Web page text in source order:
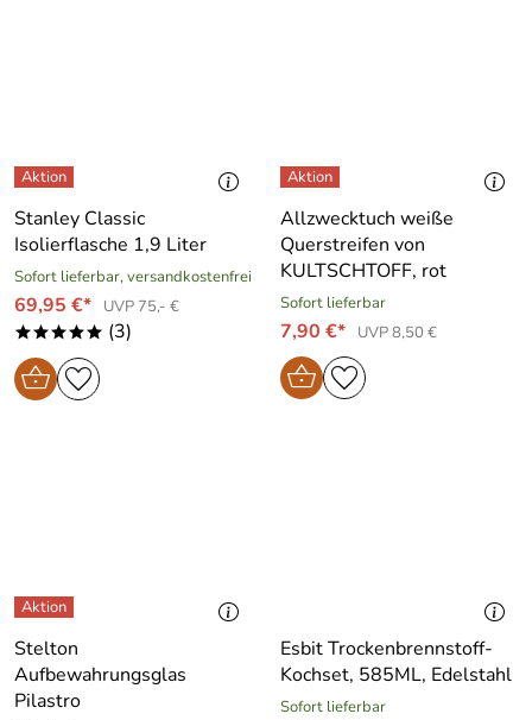
Stanley Classic
Isolierflasche 1,9 Liter
Sofort lieferbar, versandkostenfrei
69,95 €* UVP 75,- €
***** (3)
Allzwecktuch weiße
Querstreifen von
KULTSCHTOFF, rot
Sofort lieferbar
7,90 €* UVP 8,50 €
Stelton
Aufbewahrungsglas
Pilastro
Esbit Trockenbrennstoff-
Kochset, 585ML, Edelstahl
Sofort lieferbar